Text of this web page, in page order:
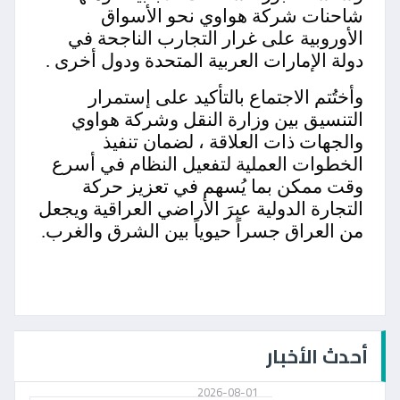
شاحنات شركة هواوي نحو الأسواق
الأوروبية على غرار التجارب الناجحة في
دولة الإمارات العربية المتحدة ودول أخرى .
وأختُتم الاجتماع بالتأكيد على إستمرار
التنسيق بين وزارة النقل وشركة هواوي
والجهات ذات العلاقة ، لضمان تنفيذ
الخطوات العملية لتفعيل النظام في أسرع
وقت ممكن بما يُسهم في تعزيز حركة
التجارة الدولية عبرَ الأراضي العراقية ويجعل
من العراق جسراً حيوياً بين الشرق والغرب.
أحدث الأخبار
2026-08-01